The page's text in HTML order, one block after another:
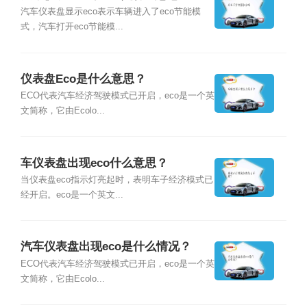
汽车仪表盘显示eco表示车辆进入了eco节能模
式，汽车打开eco节能模...
仪表盘Eco是什么意思？
ECO代表汽车经济驾驶模式已开启，eco是一个英
文简称，它由Ecolo...
车仪表盘出现eco什么意思？
当仪表盘eco指示灯亮起时，表明车子经济模式已
经开启。eco是一个英文...
汽车仪表盘出现eco是什么情况？
ECO代表汽车经济驾驶模式已开启，eco是一个英
文简称，它由Ecolo...